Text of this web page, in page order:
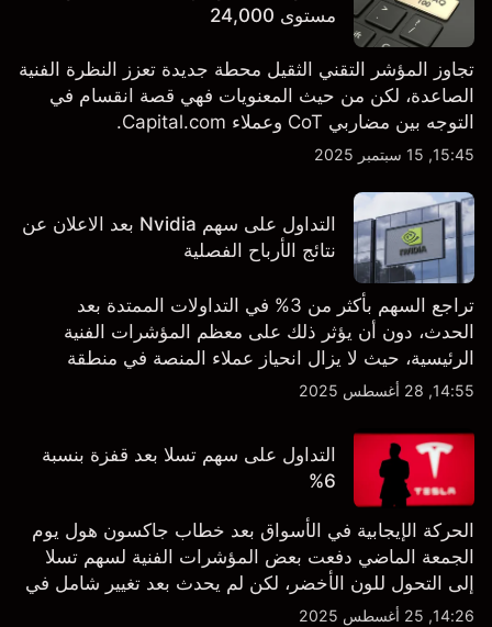
مستوى 24,000
تجاوز المؤشر التقني الثقيل محطة جديدة تعزز النظرة الفنية
الصاعدة، لكن من حيث المعنويات فهي قصة انقسام في
التوجه بين مضاربي CoT وعملاء Capital.com.
15:45, 15 سبتمبر 2025
التداول على سهم Nvidia بعد الاعلان عن
نتائج الأرباح الفصلية
تراجع السهم بأكثر من 3% في التداولات الممتدة بعد
الحدث، دون أن يؤثر ذلك على معظم المؤشرات الفنية
الرئيسية، حيث لا يزال انحياز عملاء المنصة في منطقة
الشراء المفرط.
14:55, 28 أغسطس 2025
التداول على سهم تسلا بعد قفزة بنسبة
6%
الحركة الإيجابية في الأسواق بعد خطاب جاكسون هول يوم
الجمعة الماضي دفعت بعض المؤشرات الفنية لسهم تسلا
إلى التحول للون الأخضر، لكن لم يحدث بعد تغيير شامل في
النظرة الفنية سواء على الإطار اليومي أو الأسبوعي.
14:26, 25 أغسطس 2025